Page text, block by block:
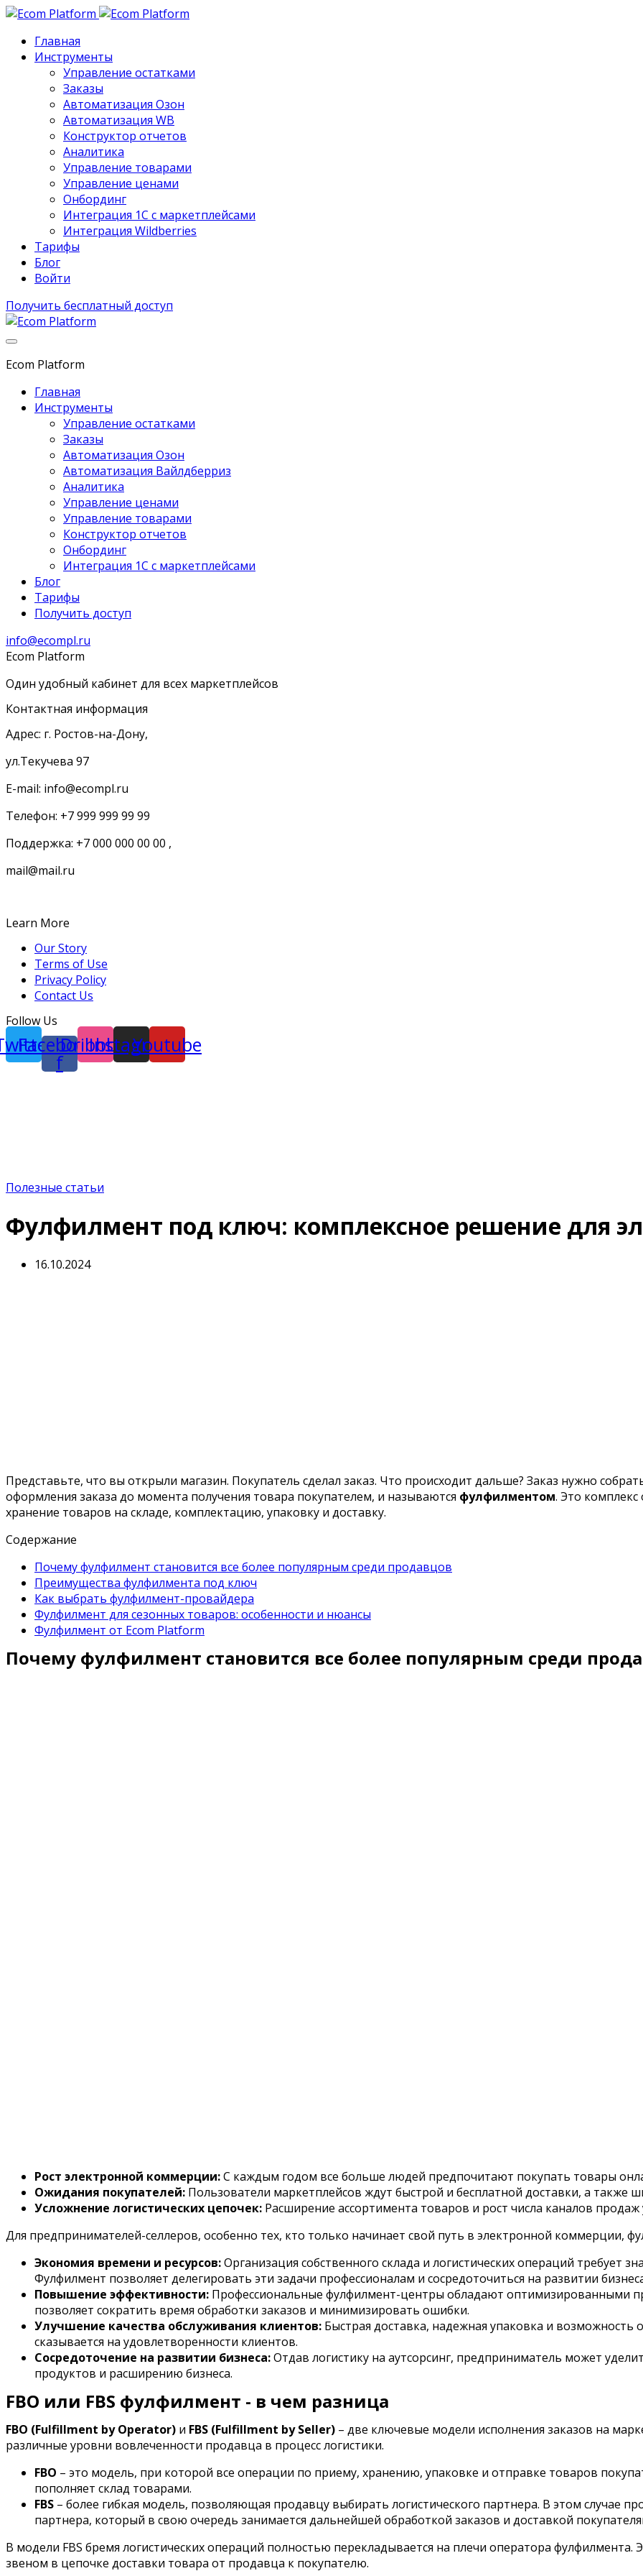
Главная
Инструменты
Управление остатками
Заказы
Автоматизация Озон
Автоматизация WB
Конструктор отчетов
Аналитика
Управление товарами
Управление ценами
Онбординг
Интеграция 1С с маркетплейсами
Интеграция Wildberries
Тарифы
Блог
Войти
Получить бесплатный доступ
Ecom Platform
Главная
Инструменты
Управление остатками
Заказы
Автоматизация Озон
Автоматизация Вайлдберриз
Аналитика
Управление ценами
Управление товарами
Конструктор отчетов
Онбординг
Интеграция 1С с маркетплейсами
Блог
Тарифы
Получить доступ
info@ecompl.ru
Ecom Platform
Один удобный кабинет для всех маркетплейсов
Контактная информация
Адрес: г. Ростов-на-Дону,
ул.Текучева 97
E-mail: info@ecompl.ru
Телефон: +7 999 999 99 99
Поддержка: +7 000 000 00 00 ,
mail@mail.ru
Learn More
Our Story
Terms of Use
Privacy Policy
Contact Us
Follow Us
Facebook-
f
Dribbble
Instagram
Youtube
Полезные статьи
Фулфилмент под ключ: комплексное решение для
16.10.2024
Представьте, что вы открыли магазин. Покупатель сделал заказ. Что происходит дальше? Заказ нужно
оформления заказа до момента получения товара покупателем, и называются фулфилментом. Это
хранение товаров на складе, комплектацию, упаковку и доставку.
Содержание
Почему фулфилмент становится все более популярным среди продавцов
Преимущества фулфилмента под ключ
Как выбрать фулфилмент-провайдера
Фулфилмент для сезонных товаров: особенности и нюансы
Фулфилмент от Ecom Platform
Почему фулфилмент становится все более популярным среди
Рост электронной коммерции:С каждым годом все больше людей предпочитают покупать товары
Ожидания покупателей: Пользователи маркетплейсов ждут быстрой и бесплатной доставки, а также
Усложнение логистических цепочек: Расширение ассортимента товаров и рост числа каналов продаж
Для предпринимателей-селлеров, особенно тех, кто только начинает свой путь в электронной коммерции,
Экономия времени и ресурсов:Организация собственного склада и логистических операций требует
Фулфилмент позволяет делегировать эти задачи профессионалам и сосредоточиться на развитии
Повышение эффективности: Профессиональные фулфилмент-центры обладают оптимизированными
позволяет сократить время обработки заказов и минимизировать ошибки.
Улучшение качества обслуживания клиентов: Быстрая доставка, надежная упаковка и возможность
сказывается на удовлетворенности клиентов.
Сосредоточение на развитии бизнеса:Отдав логистику на аутсорсинг, предприниматель может
продуктов и расширению бизнеса.
FBO или FBS фулфилмент - в чем разница
FBO (Fulfillment by Operator) и FBS (Fulfillment by Seller) – две ключевые модели исполнения заказов на
различные уровни вовлеченности продавца в процесс логистики.
FBO – это модель, при которой все операции по приему, хранению, упаковке и отправке товаров
пополняет склад товарами.
FBS – более гибкая модель, позволяющая продавцу выбирать логистического партнера. В этом случае
партнера, который в свою очередь занимается дальнейшей обработкой заказов и доставкой
В модели FBS бремя логистических операций полностью перекладывается на плечи оператора
звеном в цепочке доставки товара от продавца к покупателю.